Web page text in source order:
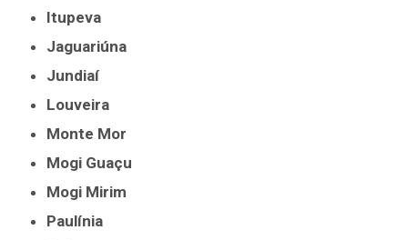
Itupeva
Jaguariúna
Jundiaí
Louveira
Monte Mor
Mogi Guaçu
Mogi Mirim
Paulínia